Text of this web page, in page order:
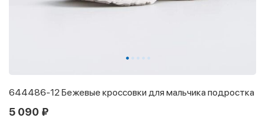
644486-12 Бежевые кроссовки для мальчика подростка
5 090 ₽